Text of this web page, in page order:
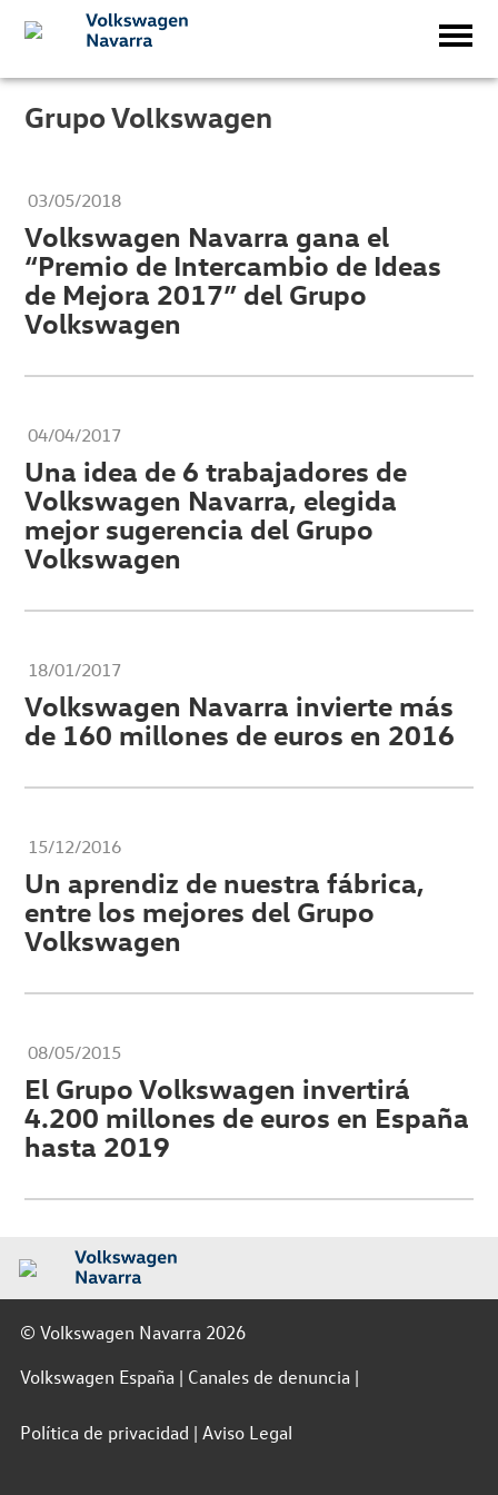
Grupo Volkswagen
03/05/2018
Volkswagen Navarra gana el
“Premio de Intercambio de Ideas
de Mejora 2017” del Grupo
Volkswagen
04/04/2017
Una idea de 6 trabajadores de
Volkswagen Navarra, elegida
mejor sugerencia del Grupo
Volkswagen
18/01/2017
Volkswagen Navarra invierte más
de 160 millones de euros en 2016
15/12/2016
Un aprendiz de nuestra fábrica,
entre los mejores del Grupo
Volkswagen
08/05/2015
El Grupo Volkswagen invertirá
4.200 millones de euros en España
hasta 2019
© Volkswagen Navarra 2026
Volkswagen España
Canales de denuncia
Política de privacidad Aviso Legal